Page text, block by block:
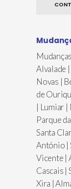
Alvalade
Novas |
de
| Lumiar
Parque
Santa
António |
Vicente |
Cascais |
Xira |